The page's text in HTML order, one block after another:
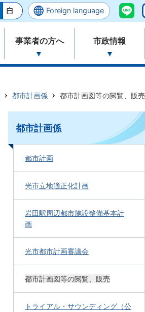
Foreign language
事業者の方へ 市政情報
都市計画係 都市計画図等の閲覧、販売
都市計画係
都市計画
光市立地適正化計画
岩田駅周辺都市施設整備基本計
画
光市都市計画審議会
都市計画図等の閲覧、販売
トライアル・サウンディング（公